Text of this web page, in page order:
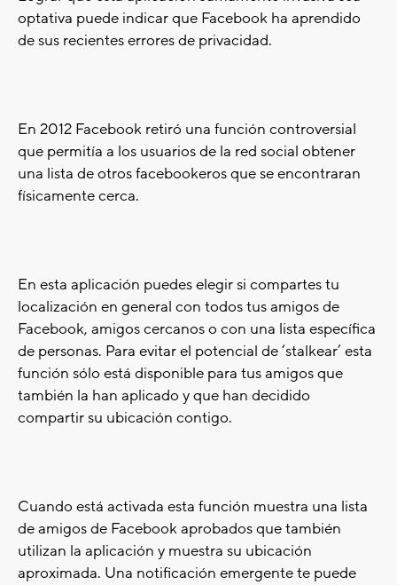
optativa puede indicar que Facebook ha aprendido
de sus recientes errores de privacidad.
En 2012 Facebook retiró una función controversial
que permitía a los usuarios de la red social obtener
una lista de otros facebookeros que se encontraran
físicamente cerca.
En esta aplicación puedes elegir si compartes tu
localización en general con todos tus amigos de
Facebook, amigos cercanos o con una lista específica
de personas. Para evitar el potencial de ‘stalkear’ esta
función sólo está disponible para tus amigos que
también la han aplicado y que han decidido
compartir su ubicación contigo.
Cuando está activada esta función muestra una lista
de amigos de Facebook aprobados que también
utilizan la aplicación y muestra su ubicación
aproximada. Una notificación emergente te puede